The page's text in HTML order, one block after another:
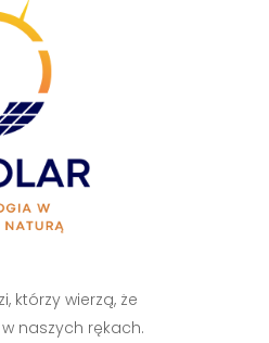
którzy wierzą, że
naszych rękach.